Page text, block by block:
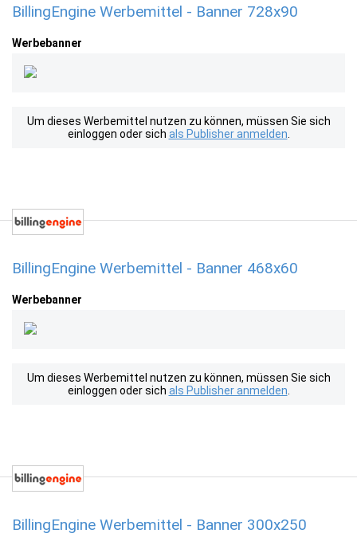
BillingEngine Werbemittel - Banner 728x90
Werbebanner
Um dieses Werbemittel nutzen zu können, müssen Sie sich
einloggen oder sich als Publisher anmelden
BillingEngine Werbemittel - Banner 468x60
Werbebanner
Um dieses Werbemittel nutzen zu können, müssen Sie sich
einloggen oder sich als Publisher anmelden
BillingEngine Werbemittel - Banner 300x250